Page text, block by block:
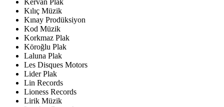
Kılıç Müzik
Kınay Prodüksiyon
Kod Müzik
Korkmaz Plak
Köroğlu Plak
Laluna Plak
Les Disques Motors
Lider Plak
Lin Records
Lioness Records
Lirik Müzik